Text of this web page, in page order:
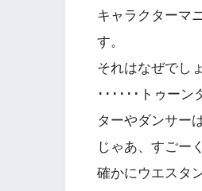
キャラクターマ
す。
それはなぜでし
･･････トゥー
ターやダンサー
じゃあ、すごー
確かにウエスタ